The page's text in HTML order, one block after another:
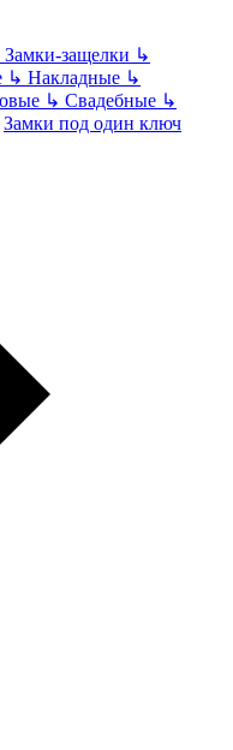
Замки-защелки ↳
↳ Накладные ↳
↳ Свадебные ↳
Замки под один ключ